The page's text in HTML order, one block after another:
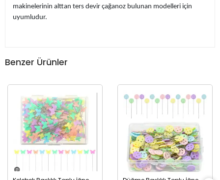
makinelerinin alttan ters devir çağanoz bulunan modelleri için
uyumludur.
Benzer Ürünler